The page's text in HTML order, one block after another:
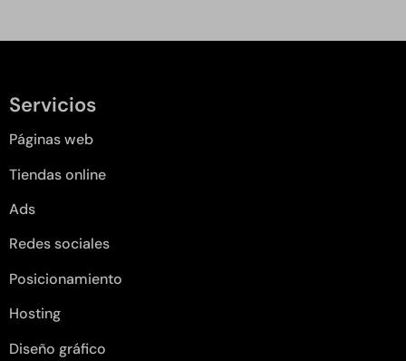
Servicios
Páginas web
Tiendas online
Ads
Redes sociales
Posicionamiento
Hosting
Diseño gráfico